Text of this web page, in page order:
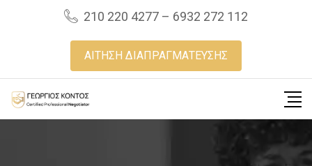
210 220 4277 – 6932 272 112
ΑΙΤΗΣΗ ΔΙΑΠΡΑΓΜΑΤΕΥΣΗΣ